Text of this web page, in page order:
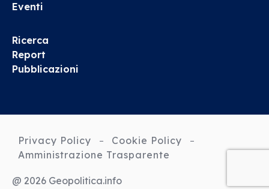
Eventi
Ricerca
Report
Pubblicazioni
Privacy Policy
Cookie Policy
Amministrazione Trasparente
@ 2026 Geopolitica.info